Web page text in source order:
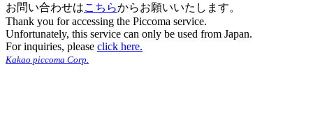
お問い合わせはこちらからお願いいたします。
Thank you for accessing the Piccoma service.
Unfortunately, this service can only be used from Japan.
For inquiries, please click here.
Kakao piccoma Corp.